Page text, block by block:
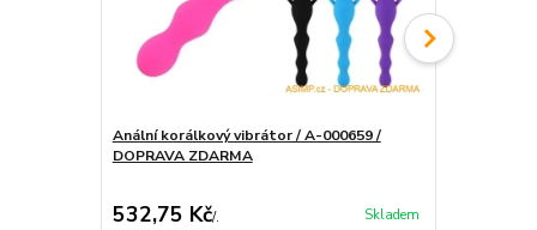
Anální korálkový vibrátor / A-000659 /
DOPRAVA ZDARMA
532,75 Kč/. Skladem